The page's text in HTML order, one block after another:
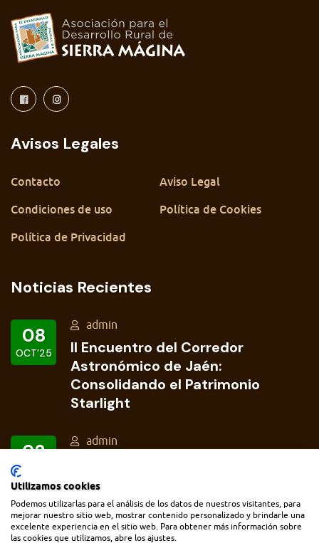
Avisos Legales
Contacto
Aviso Legal
Condiciones de uso
Política de Cookies
Política de Privacidad
Noticias Recientes
08
OCT’25
admin
II Encuentro del Corredor
Astronómico de Jaén:
Consolidando el Patrimonio
Starlight
02
OCT’25
admin
Corredor Astronómico de Jaén
Utilizamos cookies
Podemos utilizarlas para el análisis de los datos de nuestros visitantes, para
mejorar nuestro sitio web, mostrar contenido personalizado y brindarle una
excelente experiencia en el sitio web. Para obtener más información sobre
las cookies que utilizamos, abre los ajustes.